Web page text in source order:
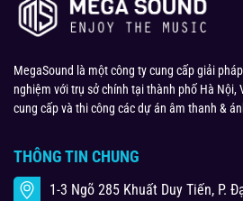
MegaSound là một công ty cung cấp giải
nghiệm với trụ sở chính tại thành phố Hà Nội,
cung cấp và thi công các dự án âm thanh &
THÔNG TIN CHUNG
1-3 Ngõ 285 Khuất Duy Tiến, P.